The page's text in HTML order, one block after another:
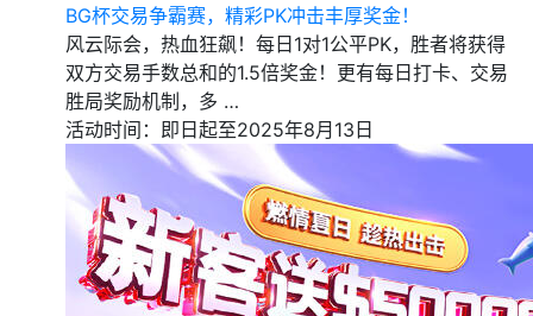
BG杯交易争霸赛，精彩PK冲击丰厚奖金！
风云际会，热血狂飙！每日1对1公平PK，胜者将获得
双方交易手数总和的1.5倍奖金！更有每日打卡、交易
胜局奖励机制，多 …
活动时间：即日起至2025年8月13日